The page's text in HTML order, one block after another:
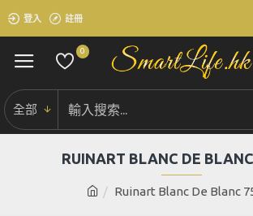
登入 註冊
0
全部
Ruinart Blanc De Blanc
RUINART BLANC DE